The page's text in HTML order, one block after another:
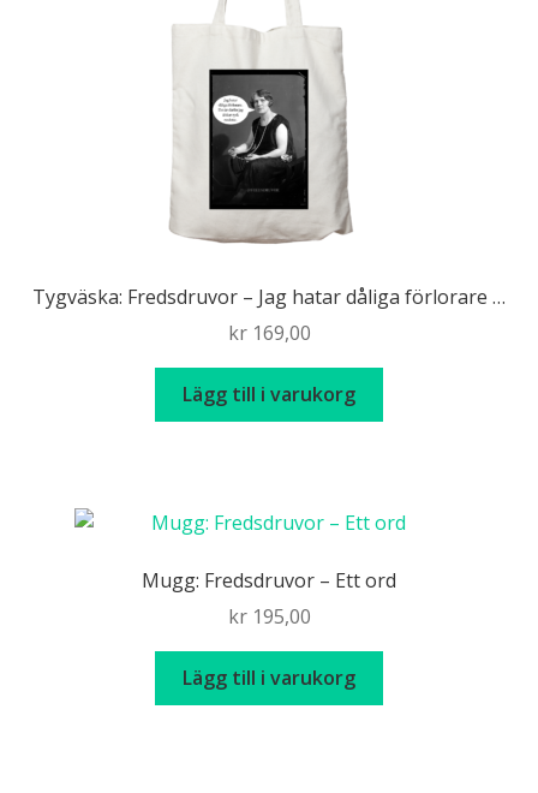
Tygväska: Fredsdruvor – Jag hatar dåliga förlorare …
kr169,00
Lägg till i varukorg
Mugg: Fredsdruvor – Ett ord
kr195,00
Lägg till i varukorg